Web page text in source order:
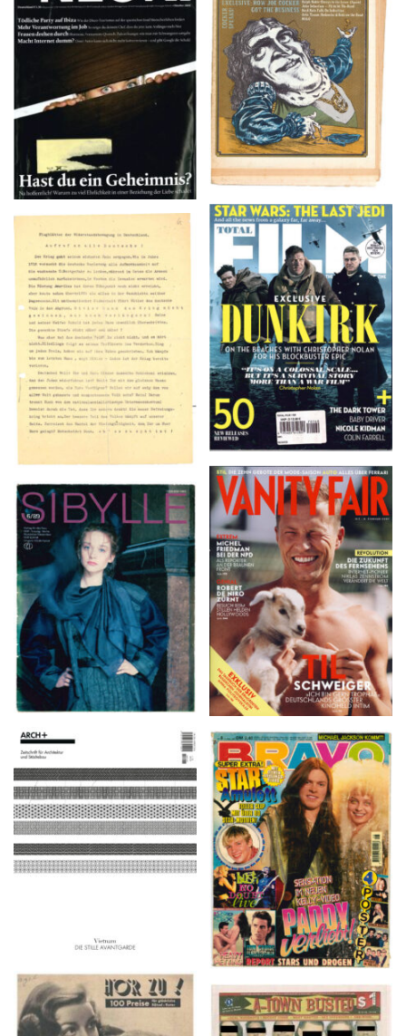
NEON – OKTOBER
2008
Crawdaddy – June/11/72
TOTAL FILM #260 –
SUMMER 2017
Flugblätter der Weissen
Rose – V, Januar 1943
VANITY FAIR – Nr. 7 –
8. Februar 2007
SIBYLLE 6/89
ARCH+ Nr. 226, Herbst
2016
BRAVO – Nr. 8, 13. Febr.
1997
HÖR ZU! – 1949,